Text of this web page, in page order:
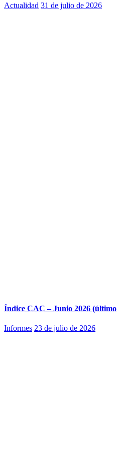
Actualidad 31 de julio de 2026
Índice CAC – Junio 2026 (último
Informes 23 de julio de 2026